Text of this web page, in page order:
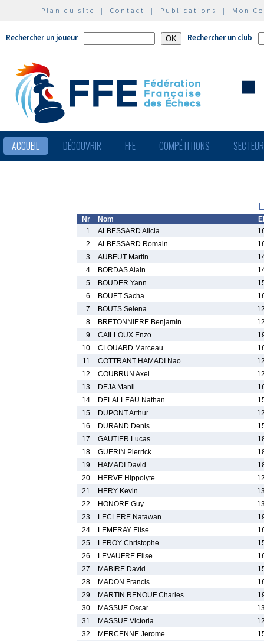
Plan du site | Contact | Publications | Mon
Rechercher un joueur Rechercher un club
ACCUEIL DÉCOUVRIR FFE COMPÉTITIONS
Nr Nom
1
ALBESSARD Alicia
2
ALBESSARD Romain
3
AUBEUT Martin
4
BORDAS Alain
5
BOUDER Yann
6
BOUET Sacha
7
BOUTS Selena
8
BRETONNIERE Benjamin
9
CAILLOUX Enzo
10
CLOUARD Marceau
11
COTTRANT HAMADI Nao
12
COUBRUN Axel
13
DEJA Manil
14
DELALLEAU Nathan
15
DUPONT Arthur
16
DURAND Denis
17
GAUTIER Lucas
18
GUERIN Pierrick
19
HAMADI David
20
HERVE Hippolyte
21
HERY Kevin
22
HONORE Guy
23
LECLERE Natawan
24
LEMERAY Elise
25
LEROY Christophe
26
LEVAUFRE Elise
27
MABIRE David
28
MADON Francis
29
MARTIN RENOUF Charles
30
MASSUE Oscar
31
MASSUE Victoria
32
MERCENNE Jerome